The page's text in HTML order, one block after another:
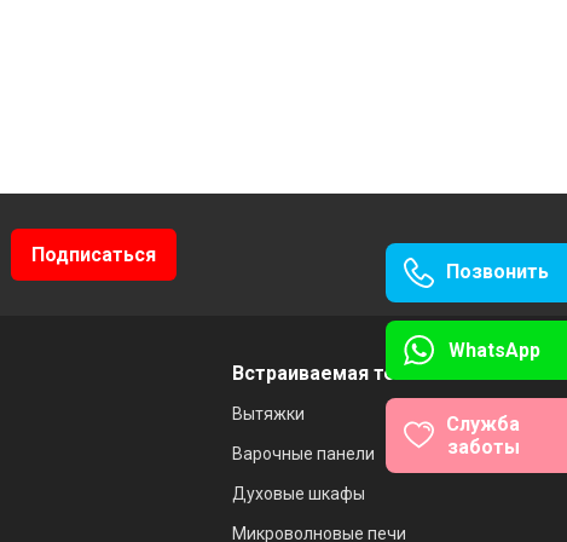
Встраиваемая техника
Вытяжки
Варочные панели
Духовые шкафы
Микроволновые печи
Позвонить
WhatsApp
Служба
заботы